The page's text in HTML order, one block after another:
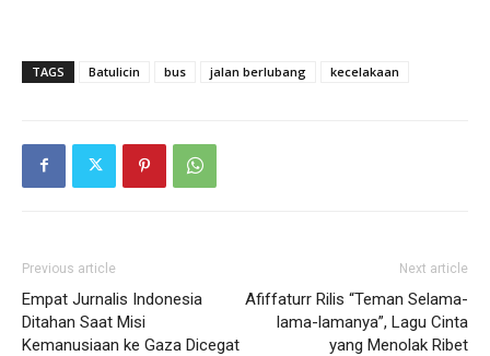
TAGS Batulicin bus jalan berlubang kecelakaan
Previous article
Empat Jurnalis Indonesia
Ditahan Saat Misi
Kemanusiaan ke Gaza Dicegat
Next article
Afiffaturr Rilis “Teman Selama-
lama-lamanya”, Lagu Cinta
yang Menolak Ribet